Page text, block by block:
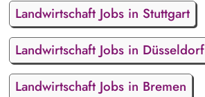
Landwirtschaft Jobs in Stuttgart
Landwirtschaft Jobs in Düsseldorf
Landwirtschaft Jobs in Bremen